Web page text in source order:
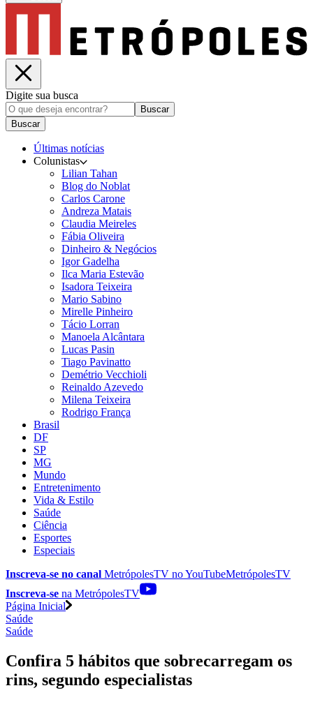
Digite sua busca
Buscar
Buscar
Últimas notícias
Colunistas
Lilian Tahan
Blog do Noblat
Carlos Carone
Andreza Matais
Claudia Meireles
Fábia Oliveira
Dinheiro & Negócios
Igor Gadelha
Ilca Maria Estevão
Isadora Teixeira
Mario Sabino
Mirelle Pinheiro
Tácio Lorran
Manoela Alcântara
Lucas Pasin
Tiago Pavinatto
Demétrio Vecchioli
Reinaldo Azevedo
Milena Teixeira
Rodrigo França
Brasil
DF
SP
MG
Mundo
Entretenimento
Vida & Estilo
Saúde
Ciência
Esportes
Especiais
Inscreva-se no canal MetrópolesTV noYouTubeMetrópolesTV
Inscreva-se na MetrópolesTV
Página Inicial
Saúde
Saúde
Confira 5 hábitos que sobrecarregam os
rins, segundo especialistas